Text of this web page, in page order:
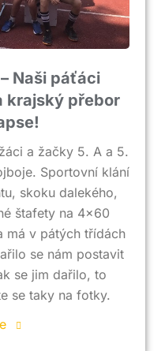
Naši páťáci
krajský přebor
a žačky 5. A a 5.
Sportovní klání
skoku dalekého,
štafety na 4×60
má v pátých třídách
se nám postavit
se jim dařilo, to
se taky na fotky.